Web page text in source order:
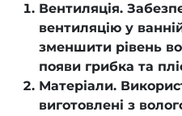
Вентиляція.
вентиляцію у
зменшити рівень
появи грибка та
Матеріали.
виготовлені з